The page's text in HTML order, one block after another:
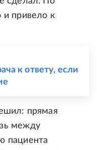
и привело к
к ответу, если
прямая
между
пациента